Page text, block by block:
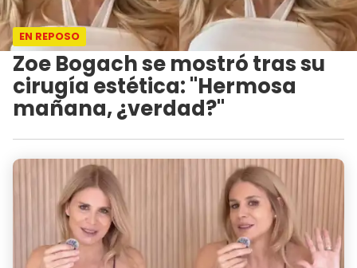
EN REPOSO
Zoe Bogach se mostró tras su
cirugía estética: "Hermosa
mañana, ¿verdad?"